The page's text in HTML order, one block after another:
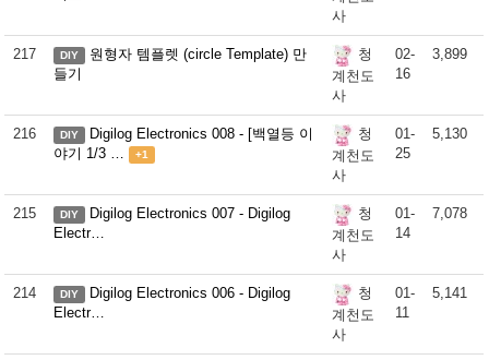
사
217 DIY
원형자 템플렛 (circle Template) 만
들기
청
계천도
사
02-
16
3,899
216 DIY
Digilog Electronics 008 - [백열등 이
야기 1/3 …
+1
청
계천도
사
01-
25
5,130
215 DIY
Digilog Electronics 007 - Digilog
Electr…
청
계천도
사
01-
14
7,078
214 DIY
Digilog Electronics 006 - Digilog
Electr…
청
계천도
사
01-
11
5,141